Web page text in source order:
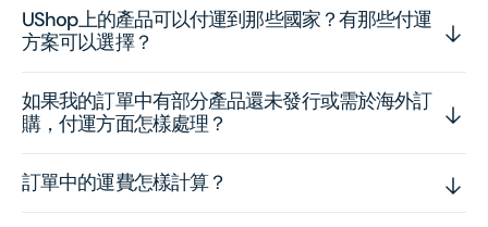
UShop上的產品可以付運到那些國家？有那些付運
方案可以選擇？
如果我的訂單中有部分產品還未發行或需於海外訂
購，付運方面怎樣處理？
訂單中的運費怎樣計算？